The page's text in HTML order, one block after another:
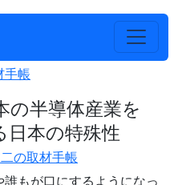
手帳
の半導体産業を
日本の特殊性
の取材手帳
もが口にするようになっ